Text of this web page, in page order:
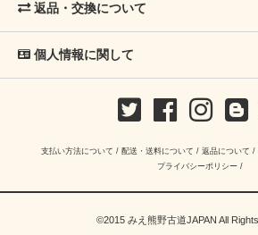
返品・交換について
個人情報に関して
支払い方法について / 配送・送料について / 返品について /
プライバシーポリシー /
©2015 みえ熊野古道JAPAN All